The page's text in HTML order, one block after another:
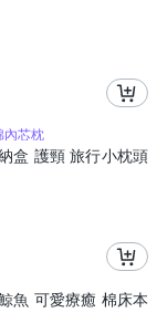
內芯枕
盒 護頸 旅行小枕頭
魚 可愛療癒 棉床本